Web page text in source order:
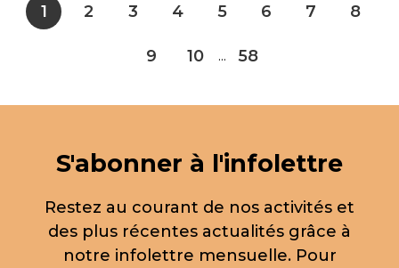
1 2 3 4 5 6 7 8
9 10 ... 58
S'abonner à l'infolettre
Restez au courant de nos activités et
des plus récentes actualités grâce à
notre infolettre mensuelle. Pour